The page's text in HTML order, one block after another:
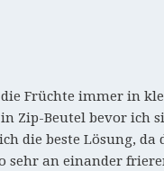
Früchte immer in
Zip-Beutel bevor ich
die beste Lösung, da
sehr an einander